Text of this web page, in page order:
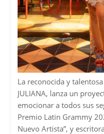
La reconocida y
JULIANA, lanza un
emocionar a todos sus
Premio Latin Grammy
Nuevo Artista”, y